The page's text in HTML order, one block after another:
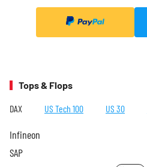
Tops & Flops
DAX US Tech 100 US 30
Infineon
SAP